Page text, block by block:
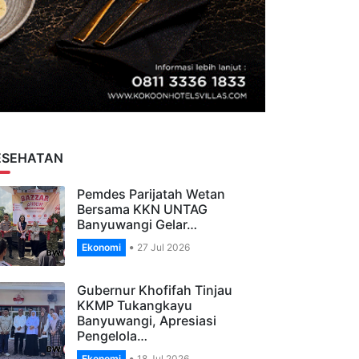
Pemdes Parijatah Wetan
Bersama KKN UNTAG
Ekonomi 27 Jul 2026
Gubernur Khofifah Tinjau
KKMP Tukangkayu